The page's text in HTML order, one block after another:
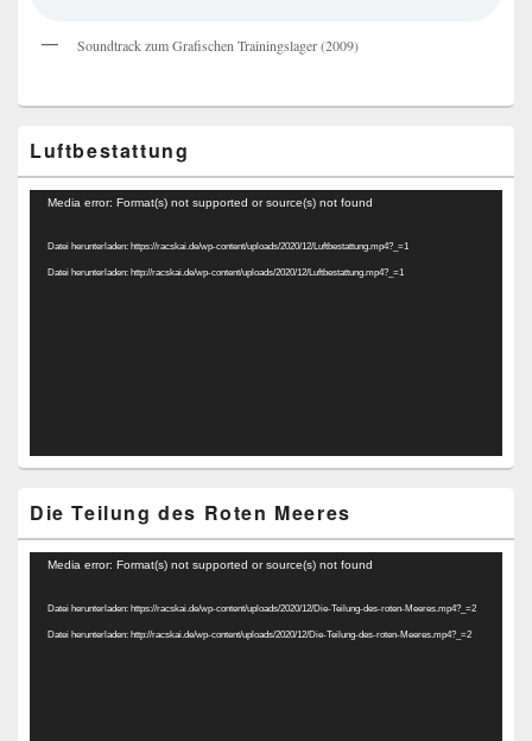
Soundtrack zum Grafischen Trainingslager (2009)
Luftbestattung
Video-
Media error: Format(s) not supported or source(s) not found
Datei herunterladen: https://racskai.de/wp-content/uploads/2020/12/Luftbestattung.mp4?_=1
Datei herunterladen: http://racskai.de/wp-content/uploads/2020/12/Luftbestattung.mp4?_=1
Die Teilung des Roten Meeres
Video-
Media error: Format(s) not supported or source(s) not found
Datei herunterladen: https://racskai.de/wp-content/uploads/2020/12/Die-Teilung-des-roten-Meeres.mp4?_=2
Datei herunterladen: http://racskai.de/wp-content/uploads/2020/12/Die-Teilung-des-roten-Meeres.mp4?_=2